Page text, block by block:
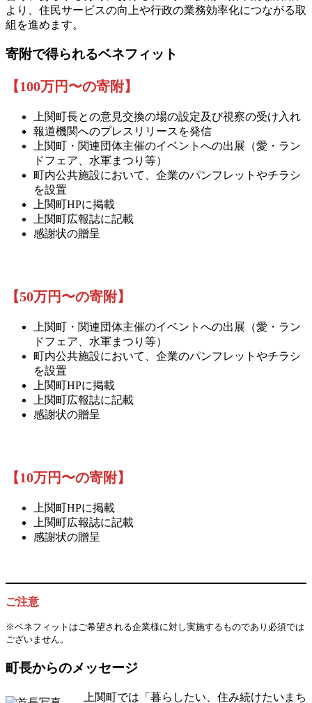
より、住民サービスの向上や行政の業務効率化につながる取
組を進めます。
寄附で得られるベネフィット
【100万円〜の寄附】
上関町長との意見交換の場の設定及び視察の受け入れ
報道機関へのプレスリリースを発信
上関町・関連団体主催のイベントへの出展（愛・ラン
ドフェア、水軍まつり等）
町内公共施設において、企業のパンフレットやチラシ
を設置
上関町HPに掲載
上関町広報誌に記載
感謝状の贈呈
【50万円〜の寄附】
上関町・関連団体主催のイベントへの出展（愛・ラン
ドフェア、水軍まつり等）
町内公共施設において、企業のパンフレットやチラシ
を設置
上関町HPに掲載
上関町広報誌に記載
感謝状の贈呈
【10万円〜の寄附】
上関町HPに掲載
上関町広報誌に記載
感謝状の贈呈
ご注意
※ベネフィットはご希望される企業様に対し実施するものであり必須では
ございません。
町長からのメッセージ
上関町では「暮らしたい、住み続けたいまち